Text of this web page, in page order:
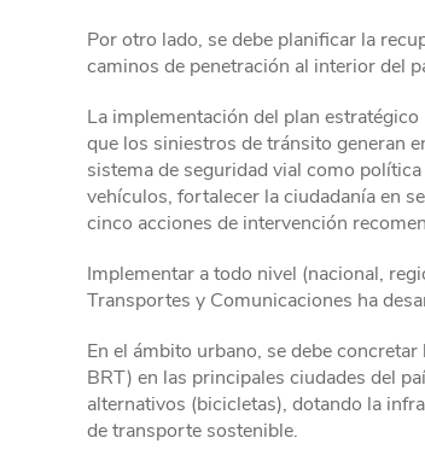
Por otro lado, se debe planificar la
caminos de penetración al interior del
La implementación del plan
que los siniestros de tránsito generan
sistema de seguridad vial como
vehículos, fortalecer la ciudadanía en
cinco acciones de intervención
Implementar a todo nivel (nacional,
Transportes y Comunicaciones ha
En el ámbito urbano, se debe
BRT) en las principales ciudades del
alternativos (bicicletas), dotando la
de transporte sostenible.